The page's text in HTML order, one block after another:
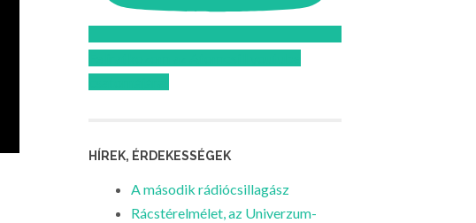
HÍREK, ÉRDEKESSÉGEK
A második rádiócsillagász
Rácstérelmélet, az Univerzum-